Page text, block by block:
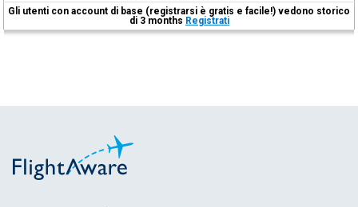
Gli utenti con account di base (registrarsi è gratis e facile!) vedono storico
di 3 months Registrati